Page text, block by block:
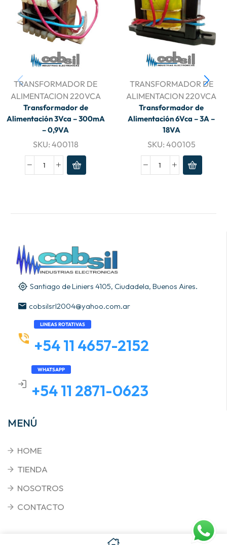
TRANSFORMADOR DE
ALIMENTACION 220VCA
Transformador de
Alimentación 3Vca – 300mA
– 0,9VA
SKU: 400118
TRANSFORMADOR DE
ALIMENTACION 220VCA
Transformador de
Alimentación 6Vca – 3A –
18VA
SKU: 400105
Santiago de Liniers 4105, Ciudadela, Buenos Aires.
cobsilsrl2004@yahoo.com.ar
LINEAS ROTATIVAS
+54 11 4657-2152
WHATSAPP
+54 11 2871-0623
MENÚ
HOME
TIENDA
NOSOTROS
CONTACTO
Copyright © 2026